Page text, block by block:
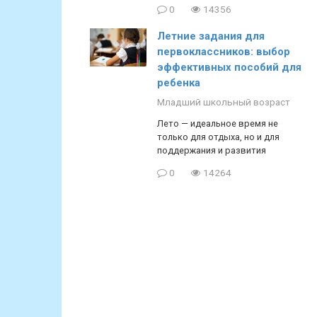
0 14356
Летние задания для
первоклассников: выбор
эффективных пособий для
ребенка
Младший школьный возраст
Лето — идеальное время не
только для отдыха, но и для
поддержания и развития
0 14264